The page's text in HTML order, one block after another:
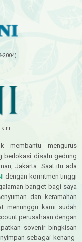
2004)
kini
membantu mengurus
berlokasi disatu gedung
Jakarta. Saat itu ada
dengan komitmen tinggi
banget bagi saya
dan keramahan
menunggu kami sudah
perusahaan dengan
sovenir bingkisan
sebagai kenang-